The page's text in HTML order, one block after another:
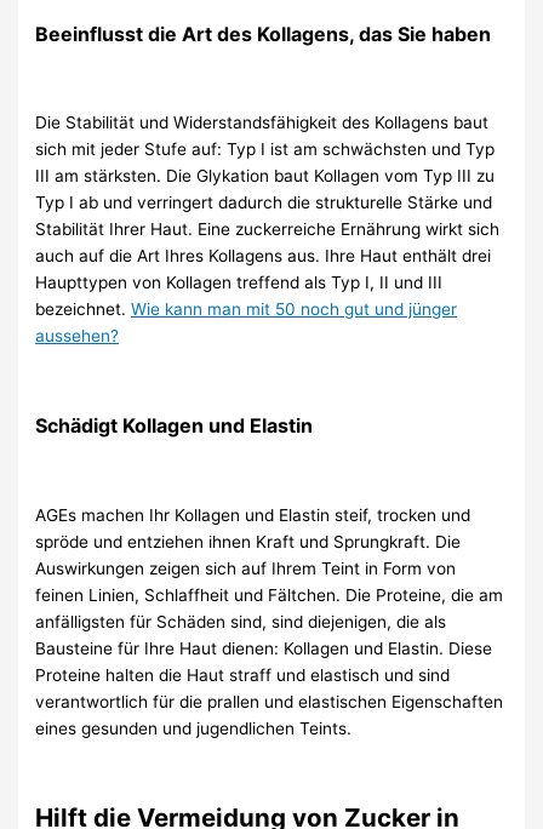
Beeinflusst die Art des Kollagens, das Sie haben
Die Stabilität und Widerstandsfähigkeit des Kollagens baut
sich mit jeder Stufe auf: Typ I ist am schwächsten und Typ
III am stärksten. Die Glykation baut Kollagen vom Typ III zu
Typ I ab und verringert dadurch die strukturelle Stärke und
Stabilität Ihrer Haut. Eine zuckerreiche Ernährung wirkt sich
auch auf die Art Ihres Kollagens aus. Ihre Haut enthält drei
Haupttypen von Kollagen treffend als Typ I, II und III
bezeichnet.Wie kann man mit 50 noch gut und jünger
aussehen?
Schädigt Kollagen und Elastin
AGEs machen Ihr Kollagen und Elastin steif, trocken und
spröde und entziehen ihnen Kraft und Sprungkraft. Die
Auswirkungen zeigen sich auf Ihrem Teint in Form von
feinen Linien, Schlaffheit und Fältchen. Die Proteine, die am
anfälligsten für Schäden sind, sind diejenigen, die als
Bausteine ​​​​für Ihre Haut dienen: Kollagen und Elastin. Diese
Proteine ​​halten die Haut straff und elastisch und sind
verantwortlich für die prallen und elastischen Eigenschaften
eines gesunden und jugendlichen Teints.
Hilft die Vermeidung von Zucker in